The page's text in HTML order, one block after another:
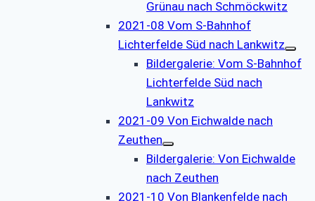
Grünau nach Schmöckwitz
2021-08 Vom S-Bahnhof
Lichterfelde Süd nach Lankwitz
Bildergalerie: Vom S-Bahnhof
Lichterfelde Süd nach
Lankwitz
2021-09 Von Eichwalde nach
Zeuthen
Bildergalerie: Von Eichwalde
nach Zeuthen
2021-10 Von Blankenfelde nach